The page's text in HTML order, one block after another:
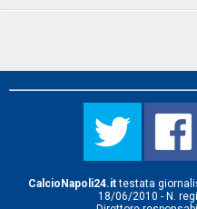
CalcioNapoli24.ittestata
18/06/2010 - N.